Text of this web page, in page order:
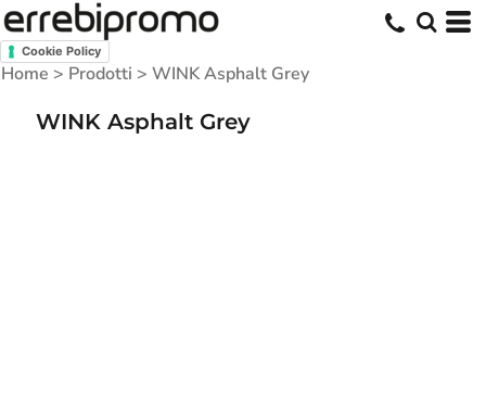
Cookie Policy
Home > Prodotti > WINK Asphalt Grey
WINK Asphalt Grey